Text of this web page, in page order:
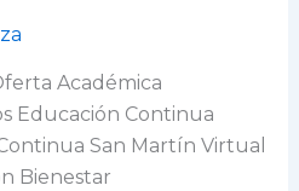
Académica
Educación Continua
San Martín Virtual
Bienestar